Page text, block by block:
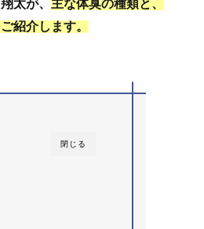
太が、 主な体臭の種類と、
紹介します。
閉じる